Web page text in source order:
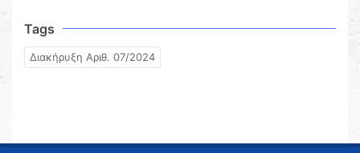
Tags
Διακήρυξη Αριθ. 07/2024